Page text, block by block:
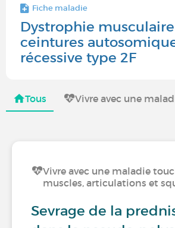
Fiche maladie
Dystrophie
ceintures
récessive type 2F
Tous Vivre avec une
Vivre avec une maladie
muscles, articulations et
Sevrage de la